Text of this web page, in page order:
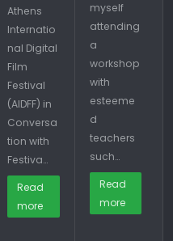
Athens
Internatio
nal Digital
Film
Festival
(AIDFF) in
Conversa
tion with
Festiva…
Read
more
myself
attending
a
workshop
with
esteeme
d
teachers
such…
Read
more